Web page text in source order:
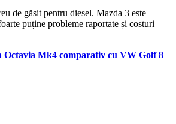
de găsit pentru diesel. Mazda 3 este
puține probleme raportate și costuri
Octavia Mk4 comparativ cu VW Golf 8